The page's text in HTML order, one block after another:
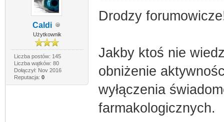
Caldi
Użytkownik
Liczba postów: 145
Liczba wątków: 80
Dołączył: Nov 2016
Reputacja: 0
Drodzy
Jakby ktoś nie
obniżenie
wyłączenia
farmakologicznych.